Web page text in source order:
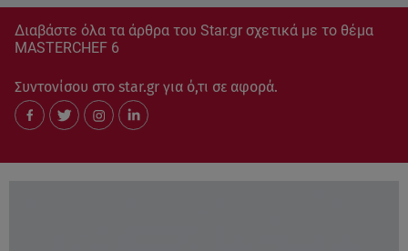
Διαβάστε όλα τα άρθρα του Star.gr σχετικά με το θέμα
MASTERCHEF 6
Συντονίσου στο star.gr για ό,τι σε αφορά.